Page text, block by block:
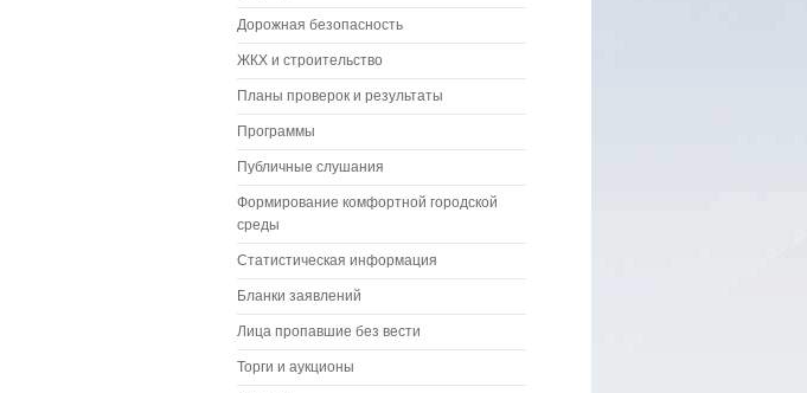
Дорожная безопасность
ЖКХ и строительство
Планы проверок и результаты
Программы
Публичные слушания
Формирование комфортной городской
среды
Статистическая информация
Бланки заявлений
Лица пропавшие без вести
Торги и аукционы